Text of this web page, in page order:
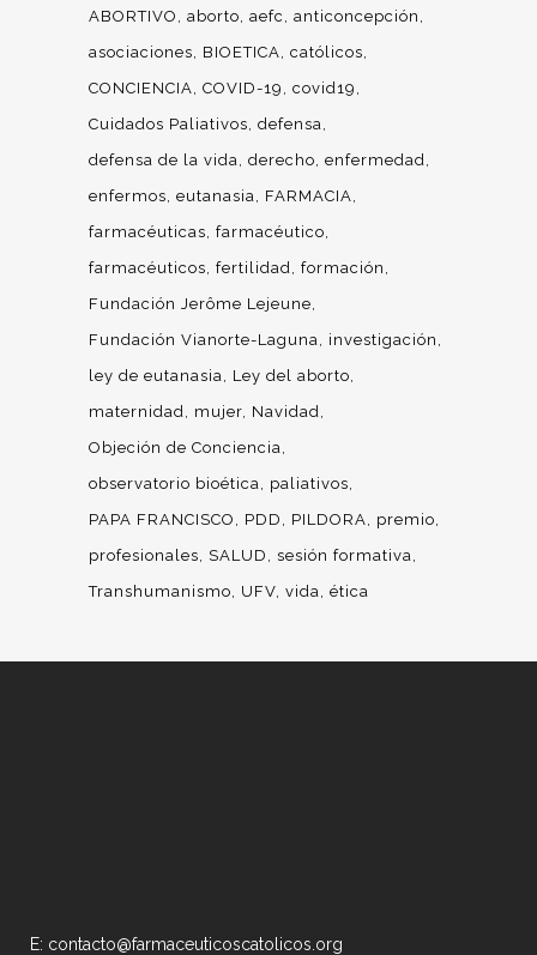
ABORTIVO aborto aefc
anticoncepción
asociaciones
BIOETICA católicos
CONCIENCIA COVID-19
covid19
Cuidados Paliativos defensa
defensa de la vida derecho enfermedad
enfermos eutanasia
FARMACIA
farmacéuticas farmacéutico
farmacéuticos fertilidad formación
Fundación Jerôme Lejeune
Fundación Vianorte-Laguna
investigación
ley de eutanasia
Ley del aborto
maternidad
mujer Navidad
Objeción de Conciencia
observatorio bioética
paliativos
PAPA FRANCISCO
PDD PILDORA
premio
profesionales
SALUD
sesión formativa
Transhumanismo
UFV vida ética
E: contacto@farmaceuticoscatolicos.org